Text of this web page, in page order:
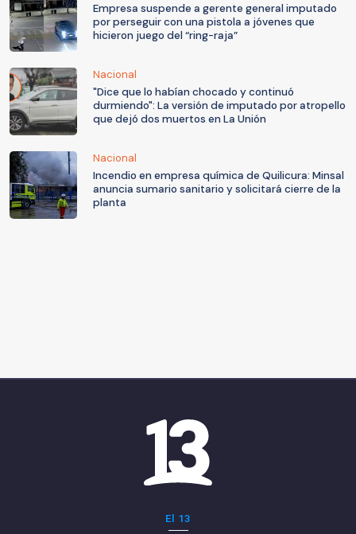
Empresa suspende a gerente general imputado
por perseguir con una pistola a jóvenes que
hicieron juego del “ring-raja”
Nacional
"Dice que lo habían chocado y continuó
durmiendo": La versión de imputado por atropello
que dejó dos muertos en La Unión
Nacional
Incendio en empresa química de Quilicura: Minsal
anuncia sumario sanitario y solicitará cierre de la
planta
El 13